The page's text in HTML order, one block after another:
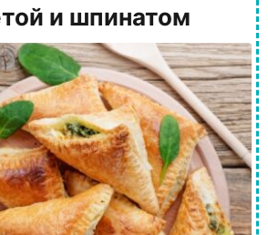
и шпинатом